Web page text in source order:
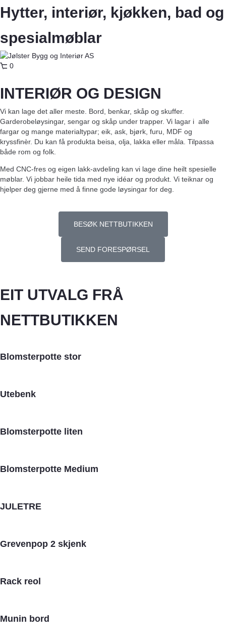
Hytter, interiør, kjøkken, bad og
spesialmøblar
0
INTERIØR OG DESIGN
Vi kan lage det aller meste. Bord, benkar, skåp og skuffer.
Garderobeløysingar, sengar og skåp under trapper. Vi lagar i alle
fargar og mange materialtypar; eik, ask, bjørk, furu, MDF og
kryssfinèr. Du kan få produkta beisa, olja, lakka eller måla. Tilpassa
både rom og folk.
Med CNC-fres og eigen lakk-avdeling kan vi lage dine heilt spesielle
møblar. Vi jobbar heile tida med nye idéar og produkt. Vi teiknar og
hjelper deg gjerne med å finne gode løysingar for deg.
BESØK NETTBUTIKKEN
SEND FORESPØRSEL
EIT UTVALG FRÅ
NETTBUTIKKEN
Blomsterpotte stor
Utebenk
Blomsterpotte liten
Blomsterpotte Medium
JULETRE
Grevenpop 2 skjenk
Rack reol
Munin bord